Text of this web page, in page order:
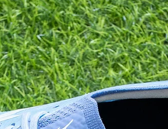
9.5
10
10.5
11